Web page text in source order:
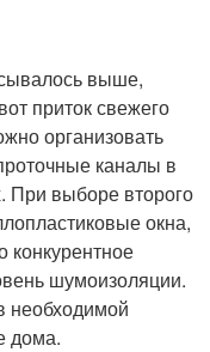
выше,
приток свежего
организовать
каналы в
При выборе второго
окна,
шумоизоляции.
необходимой
дома.